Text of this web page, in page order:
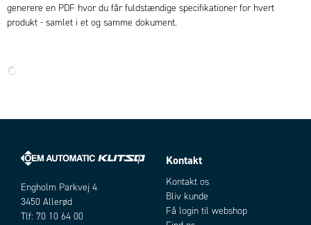
generere en PDF hvor du får fuldstændige specifikationer for hvert
produkt - samlet i et og samme dokument.
Engholm Parkvej 4
3450 Allerød
Tlf: 70 10 64 00
Kontakt
Kontakt os
Bliv kunde
Få login til webshop